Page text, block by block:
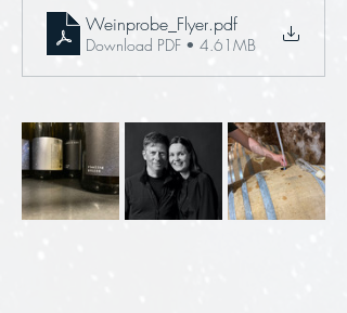
Weinprobe_Flyer.pdf
Download PDF • 4.61MB